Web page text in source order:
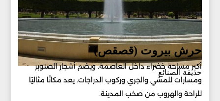
حديقة الصنائع
حرش بيروت (قصقص)
أكبر مساحة خضراء داخل العاصمة. ويضم أشجار الصنوبر
ومسارات للمشي والجري وركوب الدراجات. يعد مكانًا مثاليًا
للراحة والهروب من صخب المدينة.